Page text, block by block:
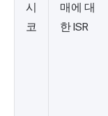
시
코
매에 대
한 ISR